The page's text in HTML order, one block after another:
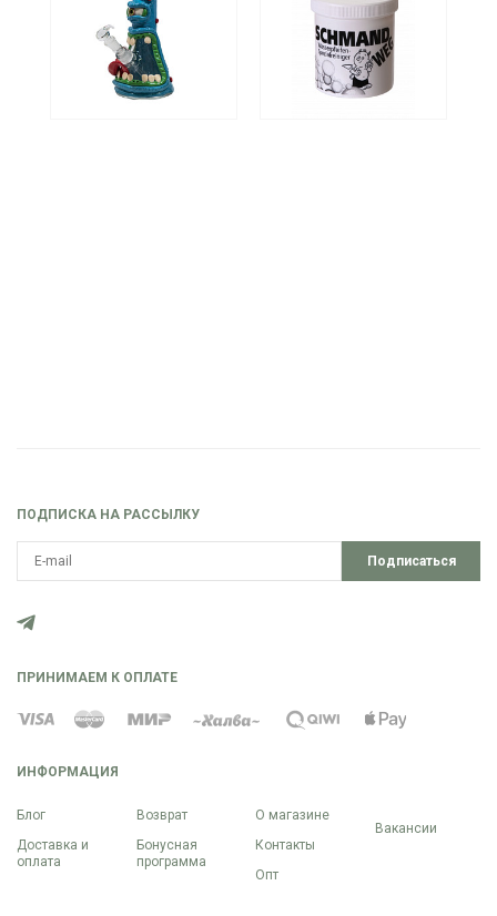
ИНФОРМАЦИЯ
Блог
Доставка и
оплата
Возврат
Бонусная
программа
О магазине
Контакты
Опт
Вакансии
ПОДПИСКА НА РАССЫЛКУ
Подписаться
ПРИНИМАЕМ К ОПЛАТЕ